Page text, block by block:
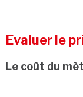
Evaluer le
Le coût du